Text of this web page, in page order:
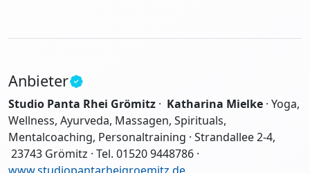
Anbieter
Studio Panta Rhei Grömitz · Katharina Mielke · Yoga,
Wellness, Ayurveda, Massagen, Spirituals,
Mentalcoaching, Personaltraining · Strandallee 2-4,
23743 Grömitz · Tel. 01520 9448786 ·